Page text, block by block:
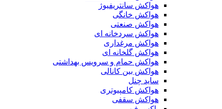
هواکش سانتریفیوژ
هواکش خانگی
هواکش صنعتی
هواکش سردخانه ای
هواکش مرغداری
هواکش گلخانه ای
هواکش حمام و سرویس بهداشتی
هواکش بین کانالی
ساید چنل
هواکش کامپیوتری
هواکش سقفی